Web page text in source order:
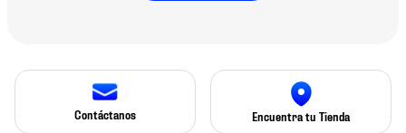
Contáctanos Encuentra tu Tienda